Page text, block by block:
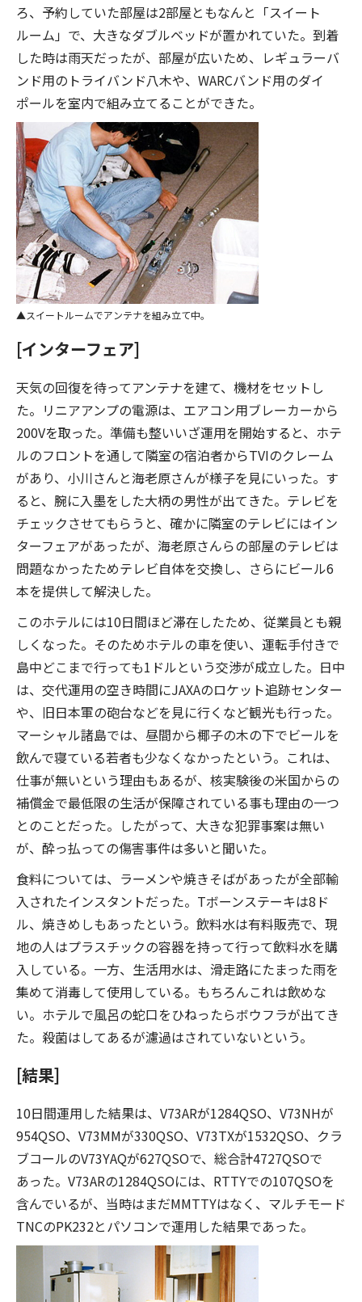
ろ、予約していた部屋は2部屋ともなんと「スイート
ルーム」で、大きなダブルベッドが置かれていた。到着
した時は雨天だったが、部屋が広いため、レギュラーバ
ンド用のトライバンド八木や、WARCバンド用のダイ
ポールを室内で組み立てることができた。
スイートルームでアンテナを組み立て中。
[インターフェア]
天気の回復を待ってアンテナを建て、機材をセットし
た。リニアアンプの電源は、エアコン用ブレーカーから
200Vを取った。準備も整いいざ運用を開始すると、ホテ
ルのフロントを通して隣室の宿泊者からTVIのクレーム
があり、小川さんと海老原さんが様子を見にいった。す
ると、腕に入墨をした大柄の男性が出てきた。テレビを
チェックさせてもらうと、確かに隣室のテレビにはイン
ターフェアがあったが、海老原さんらの部屋のテレビは
問題なかったためテレビ自体を交換し、さらにビール6
本を提供して解決した。
このホテルには10日間ほど滞在したため、従業員とも親
しくなった。そのためホテルの車を使い、運転手付きで
島中どこまで行っても1ドルという交渉が成立した。日中
は、交代運用の空き時間にJAXAのロケット追跡センター
や、旧日本軍の砲台などを見に行くなど観光も行った。
マーシャル諸島では、昼間から椰子の木の下でビールを
飲んで寝ている若者も少なくなかったという。これは、
仕事が無いという理由もあるが、核実験後の米国からの
補償金で最低限の生活が保障されている事も理由の一つ
とのことだった。したがって、大きな犯罪事案は無い
が、酔っ払っての傷害事件は多いと聞いた。
食料については、ラーメンや焼きそばがあったが全部輸
入されたインスタントだった。Tボーンステーキは8ド
ル、焼きめしもあったという。飲料水は有料販売で、現
地の人はプラスチックの容器を持って行って飲料水を購
入している。一方、生活用水は、滑走路にたまった雨を
集めて消毒して使用している。もちろんこれは飲めな
い。ホテルで風呂の蛇口をひねったらボウフラが出てき
た。殺菌はしてあるが濾過はされていないという。
[結果]
10日間運用した結果は、V73ARが1284QSO、V73NHが
954QSO、V73MMが330QSO、V73TXが1532QSO、クラ
ブコールのV73YAQが627QSOで、総合計4727QSOで
あった。V73ARの1284QSOには、RTTYでの107QSOを
含んでいるが、当時はまだMMTTYはなく、マルチモード
TNCのPK232とパソコンで運用した結果であった。